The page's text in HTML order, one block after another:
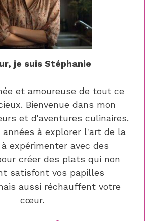
je suis Stéphanie
et amoureuse de tout ce
Bienvenue dans mon
et d'aventures culinaires.
années à explorer l'art de la
expérimenter avec des
créer des plats qui non
satisfont vos papilles
aussi réchauffent votre
cœur.